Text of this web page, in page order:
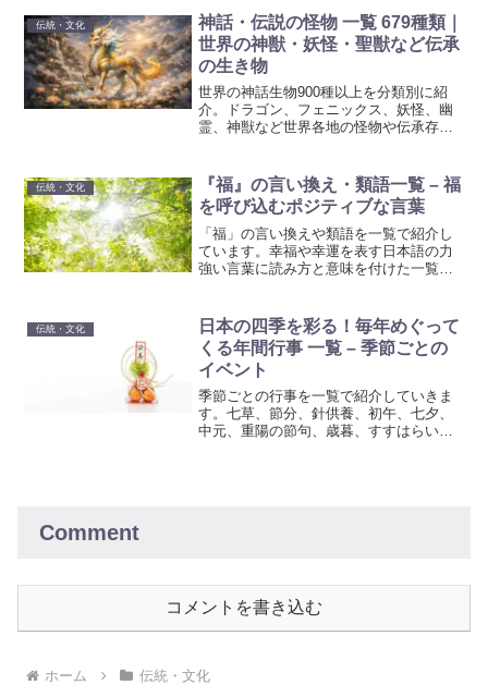
伝統・文化
神話・伝説の怪物 一覧 679種類｜
世界の神獣・妖怪・聖獣など伝承
の生き物
世界の神話生物900種以上を分類別に紹
介。ドラゴン、フェニックス、妖怪、幽
霊、神獣など世界各地の怪物や伝承存在
伝統・文化
『福』の言い換え・類語一覧 – 福
を呼び込むポジティブな言葉
「福」の言い換えや類語を一覧で紹介し
ています。幸福や幸運を表す日本語の力
強い言葉に読み方と意味を付けた一覧で
せを引き寄せ、心豊かな生活への一歩を
踏み出しましょう。
伝統・文化
日本の四季を彩る！毎年めぐって
くる年間行事 一覧 – 季節ごとの
イベント
季節ごとの行事を一覧で紹介していきま
す。七草、節分、針供養、初午、七夕、
中元、重陽の節句、歳暮、すすはらいな
Comment
コメントを書き込む
ホーム 伝統・文化